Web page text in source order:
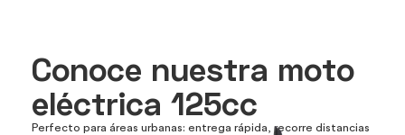
Conoce nuestra moto
eléctrica 125cc
Perfecto para áreas urbanas: entrega rápida, recorre distancias